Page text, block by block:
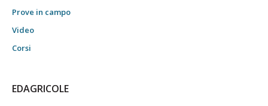
Prove in campo
Video
Corsi
EDAGRICOLE